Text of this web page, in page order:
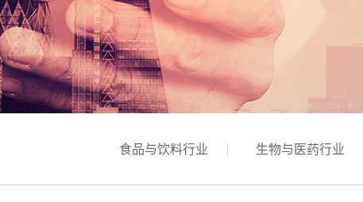
食品与饮料行业 生物与医药行业